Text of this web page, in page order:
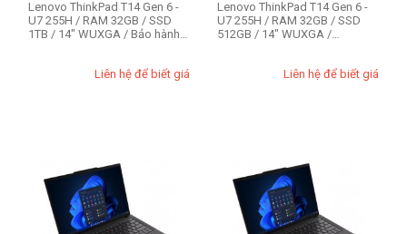
expand_more HIỂN THỊ TẤT CẢ(11)
RAM - Bộ Nhớ
64GB
Lenovo ThinkPad T14 Gen 6 -
U7 255H / RAM 32GB / SSD
1TB / 14" WUXGA / Bảo hành 3
Liên hệ để biết giá
Lenovo ThinkPad T14 Gen 6 -
U7 255H / RAM 32GB / SSD
512GB / 14" WUXGA /
Liên hệ để biết giá